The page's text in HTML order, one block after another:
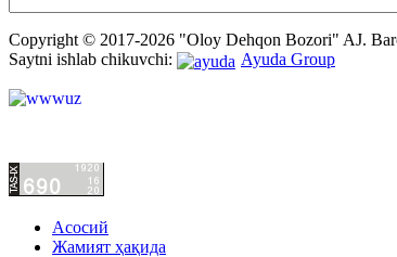
Copyright © 2017-2026 "Oloy Dehqon Bozori" AJ.
Saytni ishlab chikuvchi:
Ayuda Group
Асосий
Жамият ҳақида